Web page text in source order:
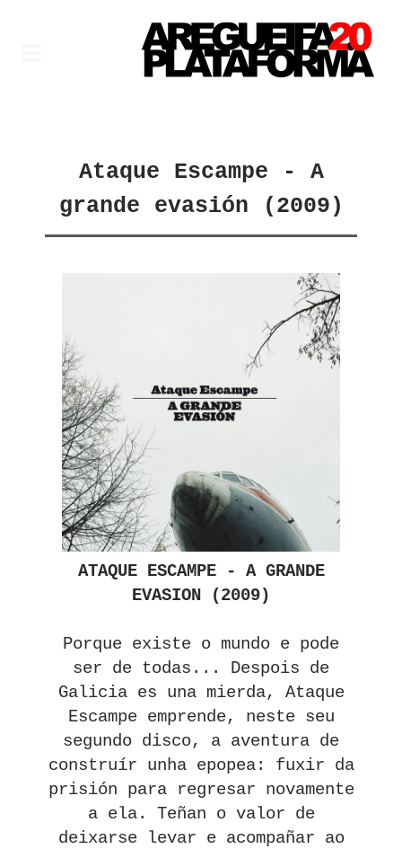
Ataque Escampe - A
grande evasión (2009)
ATAQUE ESCAMPE - A GRANDE
EVASION (2009)
Porque existe o mundo e pode
ser de todas... Despois de
Galicia es una mierda, Ataque
Escampe emprende, neste seu
segundo disco, a aventura de
construír unha epopea: fuxir da
prisión para regresar novamente
a ela. Teñan o valor de
deixarse levar e acompañar ao